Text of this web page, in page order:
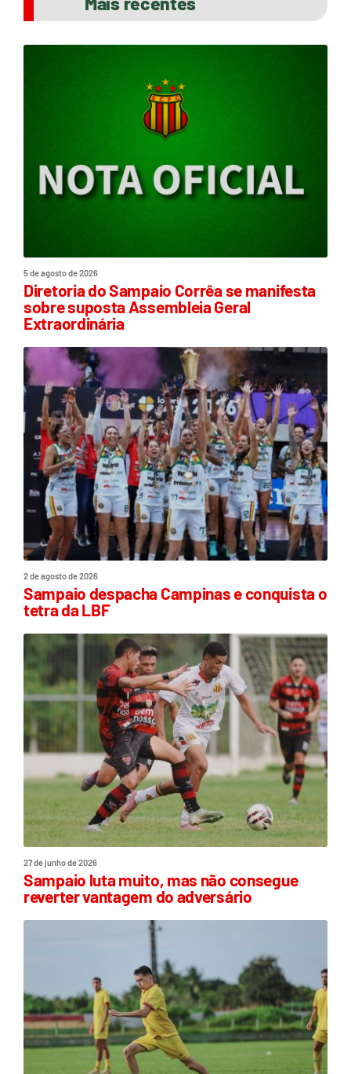
5 de agosto de 2026
Diretoria do Sampaio Corrêa se manifesta
sobre suposta Assembleia Geral
Extraordinária
2 de agosto de 2026
Sampaio despacha Campinas e conquista o
tetra da LBF
27 de junho de 2026
Sampaio luta muito, mas não consegue
reverter vantagem do adversário